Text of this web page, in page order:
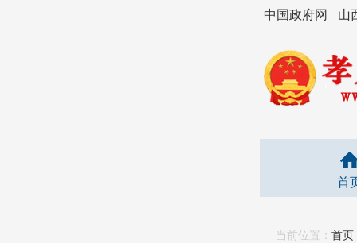
中国政府网 山
首
当前位置： 首页